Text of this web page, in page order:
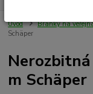
Úvod Branky na
Schäper
m Schäper